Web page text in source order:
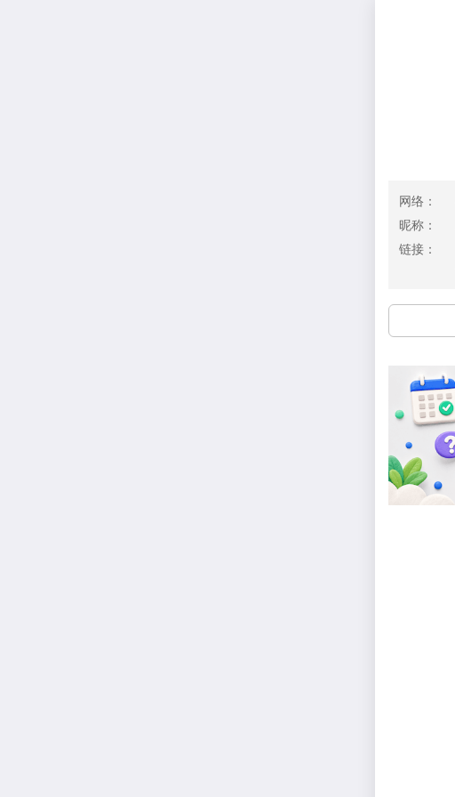
网络：
昵称：
链接：